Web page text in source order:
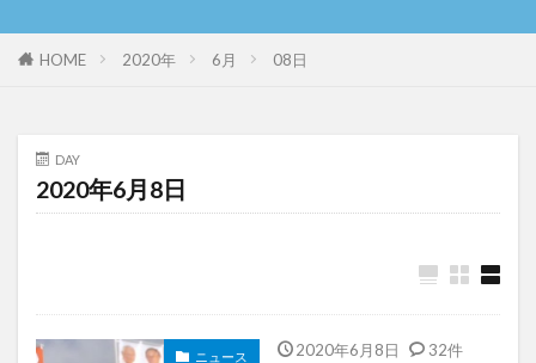
HOME 2020年 6月 08日
DAY
2020年6月8日
ニュース 2020年6月8日 32件